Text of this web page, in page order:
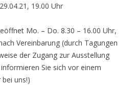
19.00 Uhr
Mo. – Do. 8.30 – 16.00 Uhr,
Vereinbarung (durch Tagungen
der Zugang zur Ausstellung
Sie sich vor einem
uns!)